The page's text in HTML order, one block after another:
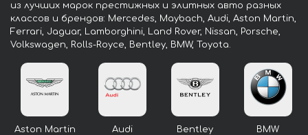
из лучших марок престижных и элитных авто разных
классов и брендов: Mercedes, Maybach, Audi, Aston Martin,
Ferrari, Jaguar, Lamborghini, Land Rover, Nissan, Porsche,
Volkswagen, Rolls-Royce, Bentley, BMW, Toyota.
Aston Martin Audi Bentley BMW